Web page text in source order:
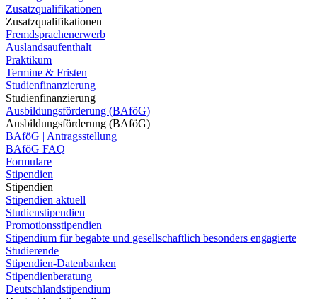
Zusatzqualifikationen
Zusatzqualifikationen
Fremdsprachenerwerb
Auslandsaufenthalt
Praktikum
Termine & Fristen
Studienfinanzierung
Studienfinanzierung
Ausbildungsförderung (BAföG)
Ausbildungsförderung (BAföG)
BAföG | Antragsstellung
BAföG FAQ
Formulare
Stipendien
Stipendien
Stipendien aktuell
Studienstipendien
Promotionsstipendien
Stipendium für begabte und gesellschaftlich besonders engagierte
Studierende
Stipendien-Datenbanken
Stipendienberatung
Deutschlandstipendium